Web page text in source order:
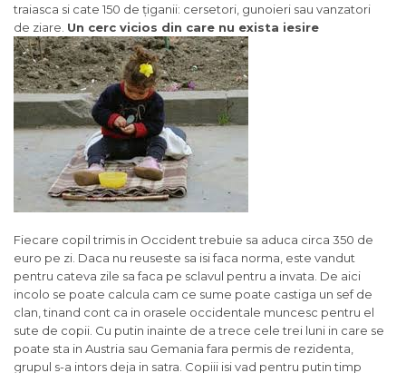
traiasca si cate 150 de țiganii: cersetori, gunoieri sau vanzatori
de ziare. Un cerc vicios din care nu exista iesire
Fiecare copil trimis in Occident trebuie sa aduca circa 350 de
euro pe zi. Daca nu reuseste sa isi faca norma, este vandut
pentru cateva zile sa faca pe sclavul pentru a invata. De aici
incolo se poate calcula cam ce sume poate castiga un sef de
clan, tinand cont ca in orasele occidentale muncesc pentru el
sute de copii. Cu putin inainte de a trece cele trei luni in care se
poate sta in Austria sau Gemania fara permis de rezidenta,
grupul s-a intors deja in satra. Copiii isi vad pentru putin timp